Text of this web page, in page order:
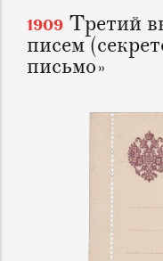
1909 Третий
писем
письмо»